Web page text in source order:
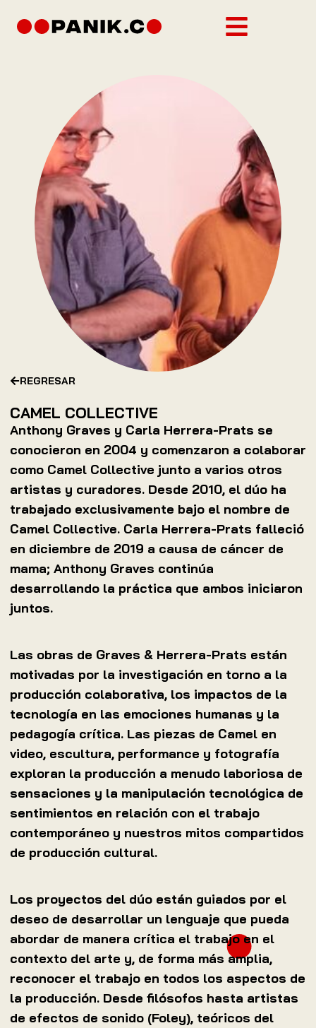
REGRESAR
CAMEL COLLECTIVE
Anthony Graves y Carla Herrera-Prats se
conocieron en 2004 y comenzaron a colaborar
como Camel Collective junto a varios otros
artistas y curadores. Desde 2010, el dúo ha
trabajado exclusivamente bajo el nombre de
Camel Collective. Carla Herrera-Prats falleció
en diciembre de 2019 a causa de cáncer de
mama; Anthony Graves continúa
desarrollando la práctica que ambos iniciaron
juntos.
Las obras de Graves & Herrera-Prats están
motivadas por la investigación en torno a la
producción colaborativa, los impactos de la
tecnología en las emociones humanas y la
pedagogía crítica. Las piezas de Camel en
video, escultura, performance y fotografía
exploran la producción a menudo laboriosa de
sensaciones y la manipulación tecnológica de
sentimientos en relación con el trabajo
contemporáneo y nuestros mitos compartidos
de producción cultural.
Los proyectos del dúo están guiados por el
deseo de desarrollar un lenguaje que pueda
abordar de manera crítica el trabajo en el
contexto del arte y, de forma más amplia,
reconocer el trabajo en todos los aspectos de
la producción. Desde filósofos hasta artistas
de efectos de sonido (Foley), teóricos del